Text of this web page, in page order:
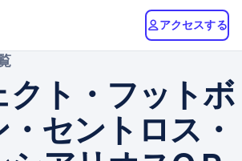
アクセスする
クト・フットボ
セントロス・